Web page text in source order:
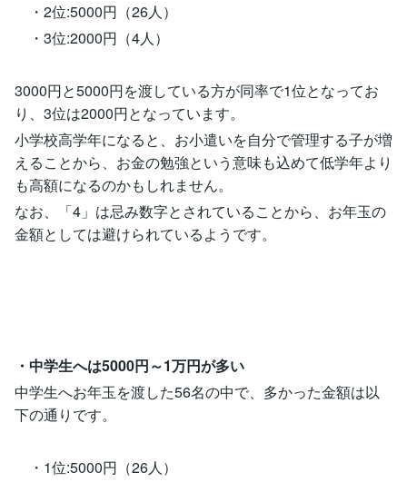
・2位:5000円（26人）
・3位:2000円（4人）
3000円と5000円を渡している方が同率で1位となってお
り、3位は2000円となっています。
小学校高学年になると、お小遣いを自分で管理する子が増
えることから、お金の勉強という意味も込めて低学年より
も高額になるのかもしれません。
なお、「4」は忌み数字とされていることから、お年玉の
金額としては避けられているようです。
・中学生へは5000円～1万円が多い
中学生へお年玉を渡した56名の中で、多かった金額は以
下の通りです。
・1位:5000円（26人）